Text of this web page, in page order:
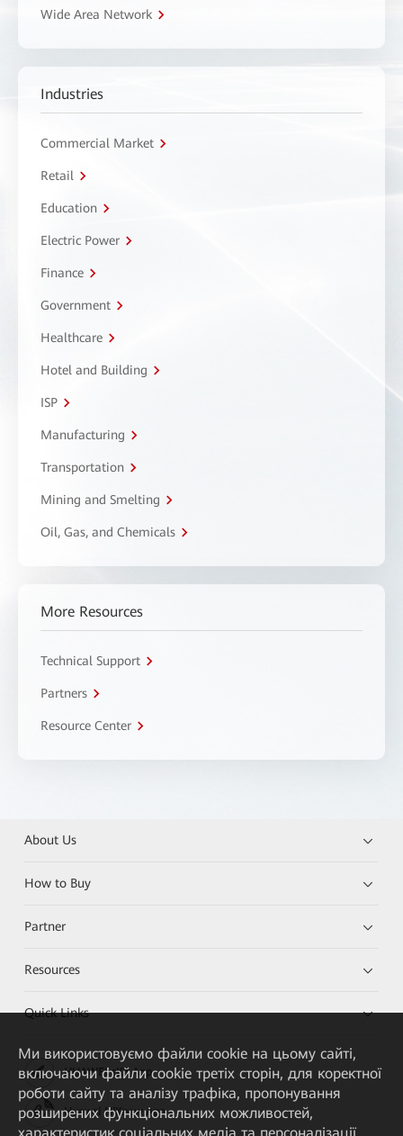
Wide Area Network
Industries
Commercial Market
Retail
Education
Electric Power
Finance
Government
Healthcare
Hotel and Building
ISP
Manufacturing
Transportation
Mining and Smelting
Oil, Gas, and Chemicals
More Resources
Technical Support
Partners
Resource Center
About Us
How to Buy
Partner
Resources
Quick Links
HUAWEI eKit App
Huawei HiKnow App
Ми використовуємо файли cookie на цьому сайті,
включаючи файли cookie третіх сторін, для коректної
роботи сайту та аналізу трафіка, пропонування
розширених функціональних можливостей,